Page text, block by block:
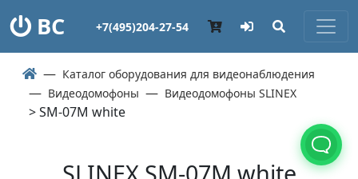
ВС +7(495)204-27-54
Каталог оборудования для видеонаблюдения
Видеодомофоны
Видеодомофоны SLINEX
> SM-07M white